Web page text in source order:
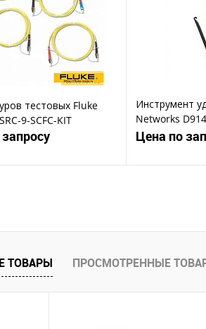
тестовых Fluke
9-SCFC-KIT
Инструмент
Networks
EverSharp 66,
Цена по
ТОВАРЫ ПРОСМОТРЕННЫЕ